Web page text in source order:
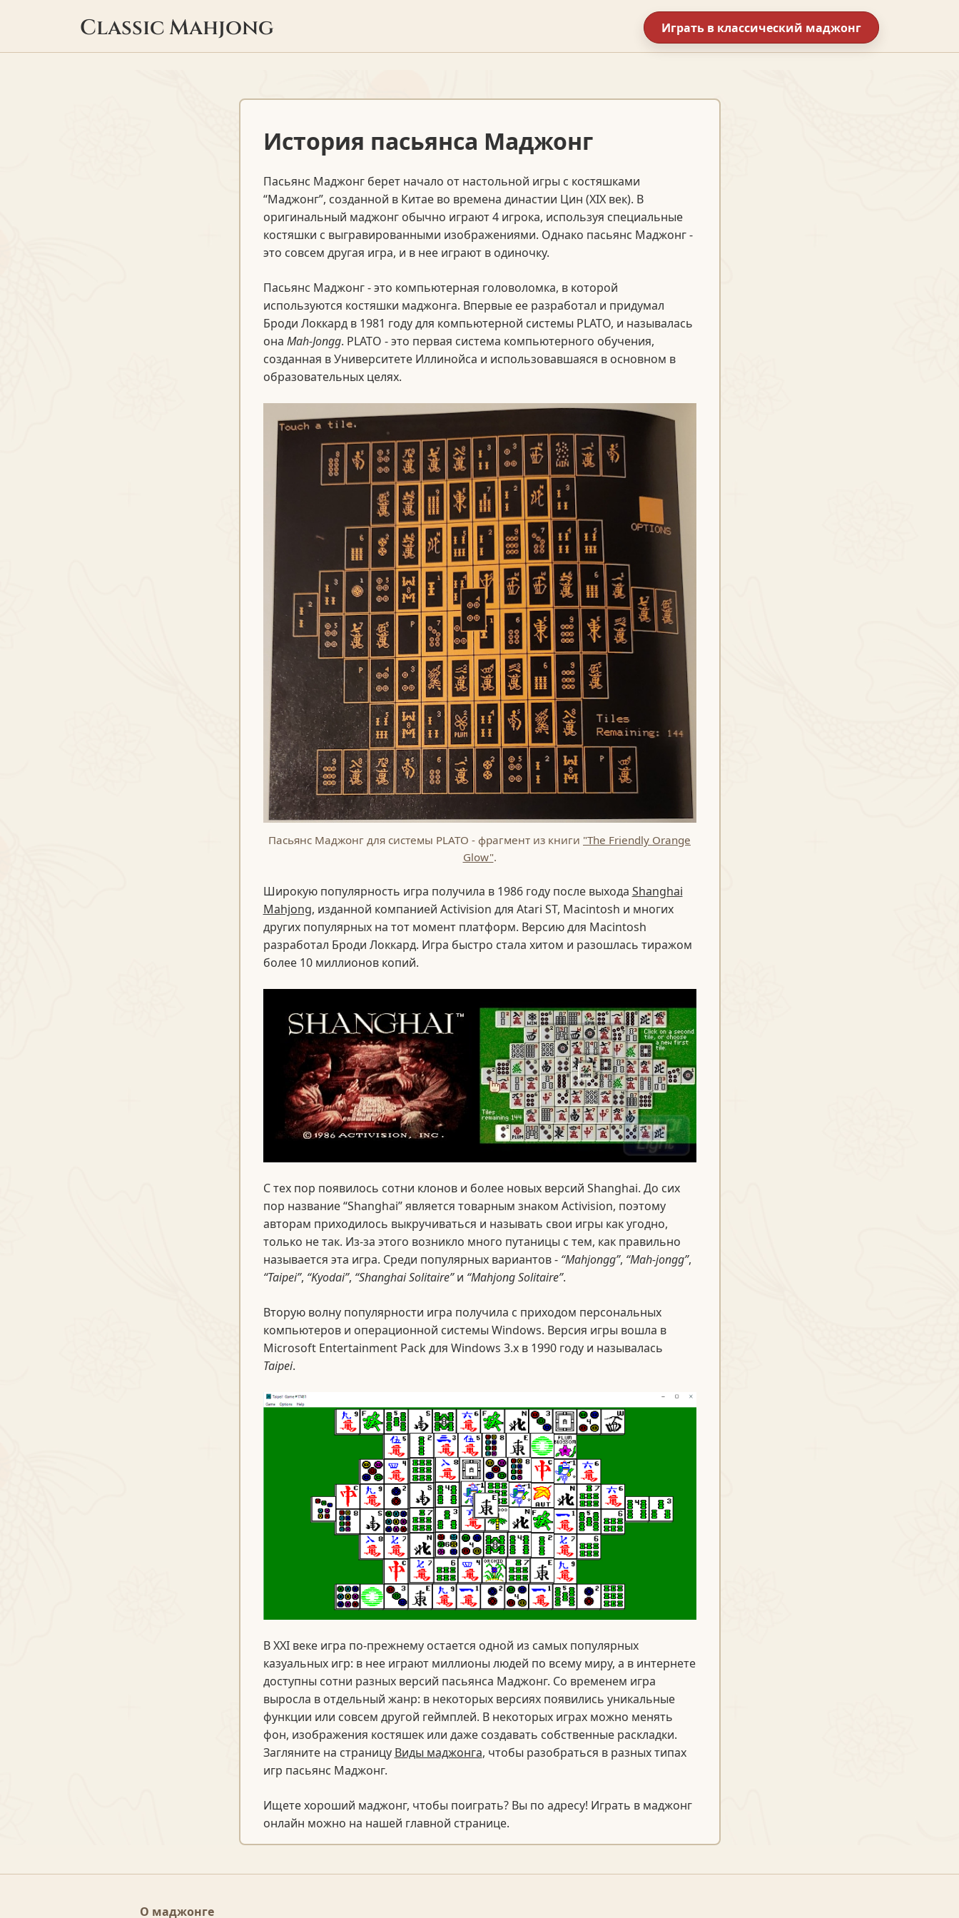
Classic Mahjong Играть в классический маджонг
История пасьянса Маджонг
Пасьянс Маджонг берет начало от настольной игры с костяшками
“Маджонг”, созданной в Китае во времена династии Цин (XIX век). В
оригинальный маджонг обычно играют 4 игрока, используя специальные
костяшки с выгравированными изображениями. Однако пасьянс Маджонг -
это совсем другая игра, и в нее играют в одиночку.
Пасьянс Маджонг - это компьютерная головоломка, в которой
используются костяшки маджонга. Впервые ее разработал и придумал
Броди Локкард в 1981 году для компьютерной системы PLATO, и называлась
она Mah-Jongg. PLATO - это первая система компьютерного обучения,
созданная в Университете Иллинойса и использовавшаяся в основном в
образовательных целях.
Пасьянс Маджонг для системы PLATO - фрагмент из книги "The Friendly Orange
Glow".
Широкую популярность игра получила в 1986 году после выхода Shanghai
Mahjong, изданной компанией Activision для Atari ST, Macintosh и многих
других популярных на тот момент платформ. Версию для Macintosh
разработал Броди Локкард. Игра быстро стала хитом и разошлась тиражом
более 10 миллионов копий.
С тех пор появилось сотни клонов и более новых версий Shanghai. До сих
пор название “Shanghai” является товарным знаком Activision, поэтому
авторам приходилось выкручиваться и называть свои игры как угодно,
только не так. Из-за этого возникло много путаницы с тем, как правильно
называется эта игра. Среди популярных вариантов - “Mahjongg”, “Mah-jongg”,
“Taipei”, “Kyodai”, “Shanghai Solitaire”и “Mahjong Solitaire”.
Вторую волну популярности игра получила с приходом персональных
компьютеров и операционной системы Windows. Версия игры вошла в
Microsoft Entertainment Pack для Windows 3.x в 1990 году и называлась
Taipei.
В XXI веке игра по-прежнему остается одной из самых популярных
казуальных игр: в нее играют миллионы людей по всему миру, а в интернете
доступны сотни разных версий пасьянса Маджонг. Со временем игра
выросла в отдельный жанр: в некоторых версиях появились уникальные
функции или совсем другой геймплей. В некоторых играх можно менять
фон, изображения костяшек или даже создавать собственные раскладки.
Загляните на страницу Виды маджонга, чтобы разобраться в разных типах
игр пасьянс Маджонг.
Ищете хороший маджонг, чтобы поиграть? Вы по адресу! Играть в маджонг
онлайн можно на нашей главной странице.
О маджонге